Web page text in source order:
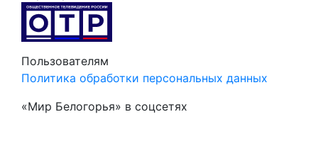
Пользователям
Политика обработки персональных данных
«Мир Белогорья» в соцсетях